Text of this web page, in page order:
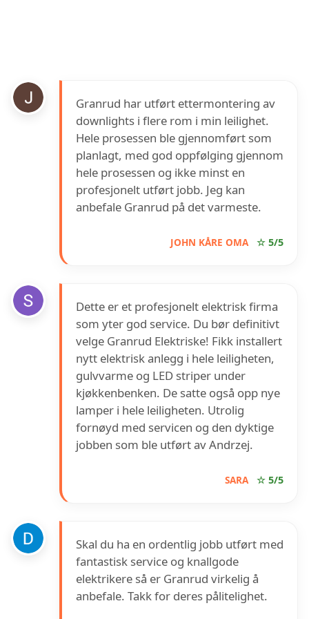
Granrud har utført ettermontering av
downlights i flere rom i min leilighet.
Hele prosessen ble gjennomført som
planlagt, med god oppfølging gjennom
hele prosessen og ikke minst en
profesjonelt utført jobb. Jeg kan
anbefale Granrud på det varmeste.
JOHN KÅRE OMA ☆ 5/5
Dette er et profesjonelt elektrisk firma
som yter god service. Du bør definitivt
velge Granrud Elektriske! Fikk installert
nytt elektrisk anlegg i hele leiligheten,
gulvvarme og LED striper under
kjøkkenbenken. De satte også opp nye
lamper i hele leiligheten. Utrolig
fornøyd med servicen og den dyktige
jobben som ble utført av Andrzej.
SARA ☆ 5/5
Skal du ha en ordentlig jobb utført med
fantastisk service og knallgode
elektrikere så er Granrud virkelig å
anbefale. Takk for deres pålitelighet.